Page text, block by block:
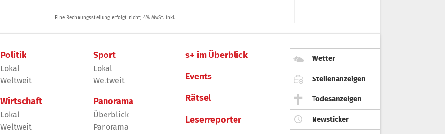
Politik
Lokal
Weltweit
Wirtschaft
Lokal
Weltweit
Sport
Lokal
Weltweit
Panorama
Überblick
Panorama
s+ im Überblick
Events
Rätsel
Leserreporter
Wetter
Stellenanzeigen
Todesanzeigen
Newsticker